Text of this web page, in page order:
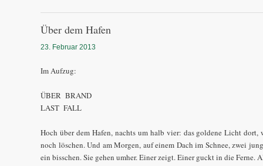
Über dem Hafen
23. Februar 2013
Im Aufzug:
ÜBER BRAND
LAST FALL
Hoch über dem Hafen, nachts um halb vier: das goldene Licht dort,
noch löschen. Und am Morgen, auf einem Dach im Schnee, zwei
ein bisschen. Sie gehen umher. Einer zeigt. Einer guckt in die Ferne.